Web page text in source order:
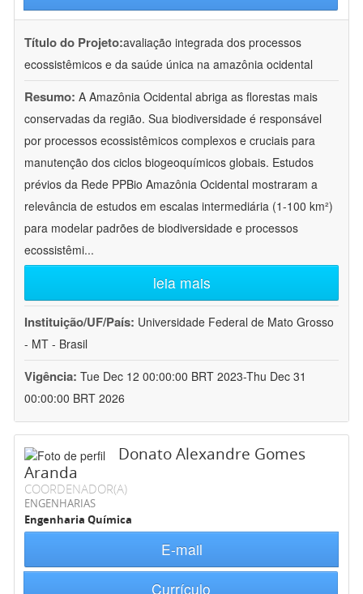
Título do Projeto:avaliação integrada dos processos
ecossistêmicos e da saúde única na amazônia ocidental
Resumo: A Amazônia Ocidental abriga as florestas mais
conservadas da região. Sua biodiversidade é responsável
por processos ecossistêmicos complexos e cruciais para
manutenção dos ciclos biogeoquímicos globais. Estudos
prévios da Rede PPBio Amazônia Ocidental mostraram a
relevância de estudos em escalas intermediária (1-100 km²)
para modelar padrões de biodiversidade e processos
ecossistêmi...
leia mais
Instituição/UF/País: Universidade Federal de Mato Grosso
- MT - Brasil
Vigência: Tue Dec 12 00:00:00 BRT 2023-Thu Dec 31
00:00:00 BRT 2026
Donato Alexandre Gomes
Aranda
COORDENADOR(A)
ENGENHARIAS
Engenharia Química
E-mail
Currículo